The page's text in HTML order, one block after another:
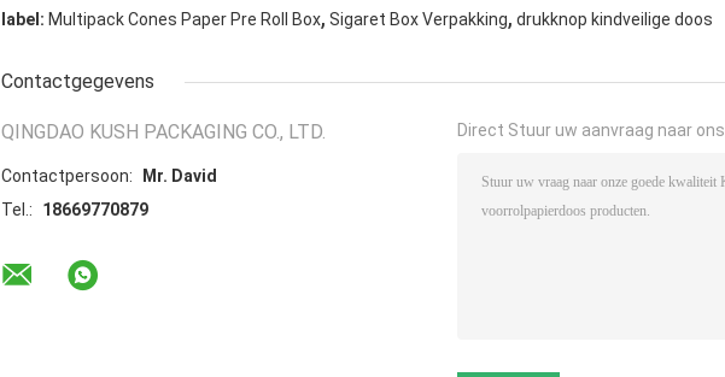
label: Multipack Cones Paper Pre Roll Box, Sigaret Box Verpakking, drukknop kindveilige doos
Contactgegevens
QINGDAO KUSH PACKAGING CO., LTD.
Contactpersoon:
Mr. David
Tel.:
18669770879
Direct Stuur uw aanvraag naar ons